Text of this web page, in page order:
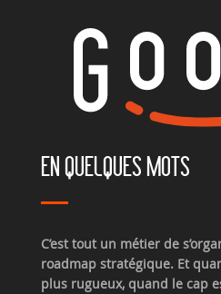
EN QUELQUES MOTS
C’est tout un métier de
roadmap stratégique. Et
plus rugueux, quand le cap